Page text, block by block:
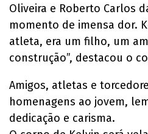
Oliveira e Roberto Carlos
momento de imensa dor.
atleta, era um filho, um
construção”, destacou o
Amigos, atletas e
homenagens ao jovem,
dedicação e carisma.